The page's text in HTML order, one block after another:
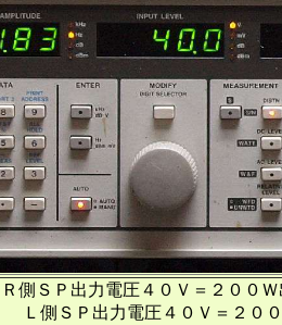
側ＳＰ出力電圧４０Ｖ＝２００
４０Ｖ＝２００Ｗ出